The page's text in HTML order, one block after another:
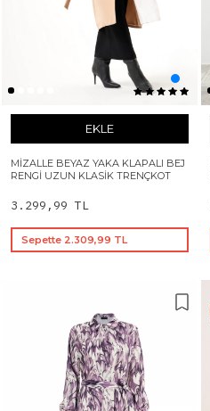
EKLE
MIZALLE BEYAZ YAKA KLAPALI BEJ
RENGI UZUN KLASIK TRENÇKOT
3.299,99 TL
Sepette 2.309,99 TL